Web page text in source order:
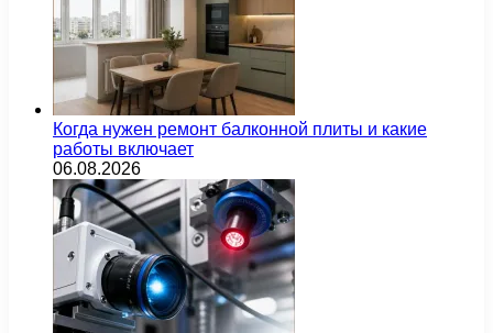
Когда нужен ремонт балконной плиты и какие
работы включает
06.08.2026